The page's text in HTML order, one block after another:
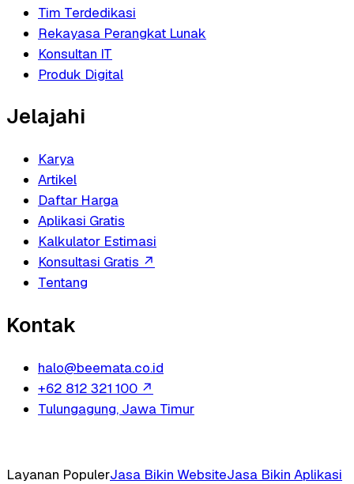
Tim Terdedikasi
Rekayasa Perangkat Lunak
Konsultan IT
Produk Digital
Jelajahi
Karya
Artikel
Daftar Harga
Aplikasi Gratis
Kalkulator Estimasi
Konsultasi Gratis ↗
Tentang
Kontak
halo@beemata.co.id
+62 812 321 100 ↗
Tulungagung, Jawa Timur
Layanan PopulerJasa Bikin WebsiteJasa Bikin Aplikasi